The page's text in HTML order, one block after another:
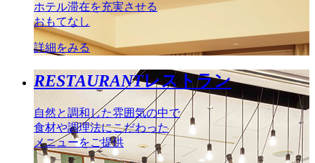
ホテル滞在を充実させる
おもてなし
詳細をみる
RESTAURANTレストラン
自然と調和した雰囲気の中で
食材や調理法にこだわった
メニューをご提供